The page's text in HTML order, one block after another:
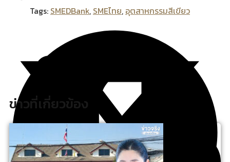
Tags: SMEDBank, SMEไทย, อุตสาหกรรมสีเขียว
ข่าวที่เกี่ยวข้อง